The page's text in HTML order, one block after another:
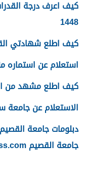
كيف اعرف درجة
1448
كيف اطلع شهادتي
استعلام عن استماره منتهيه 1448
كيف اطلع مشهد من
الاستعلام عن جامعة
جامعة القصيم qudcss.com